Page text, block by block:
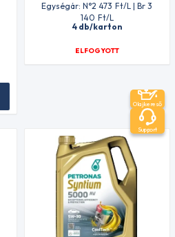
Egységár: N°2 473 Ft/L | Br 3
140 Ft/L
4 db/karton
ELFOGYOTT
Olajkereső
Support